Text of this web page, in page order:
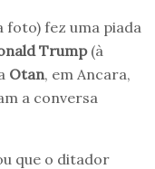
foto) fez uma piada
Trump(à
Otan, em Ancara,
a conversa
que o ditador